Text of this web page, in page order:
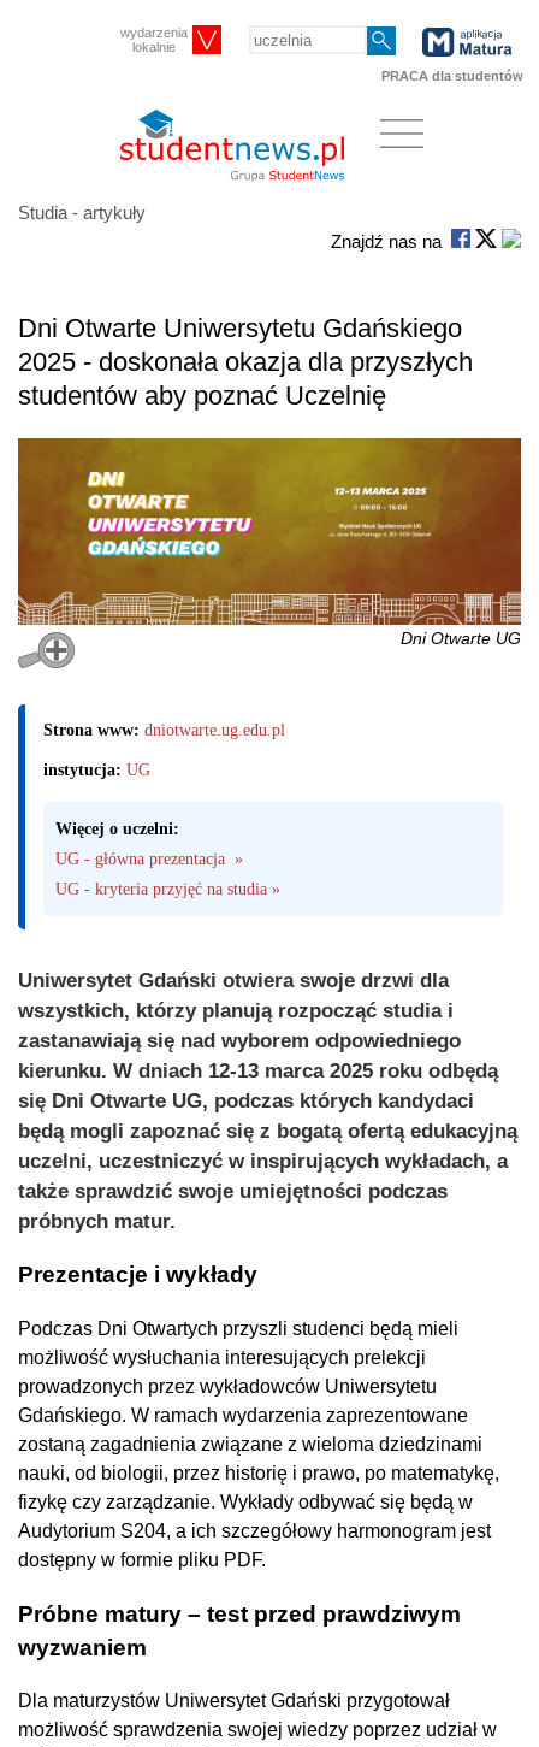
wydarzenia
lokalnie
PRACA dla studentów
Studia - artykuły
Znajdź nas na
Dni Otwarte Uniwersytetu Gdańskiego
2025 - doskonała okazja dla przyszłych
studentów aby poznać Uczelnię
Dni Otwarte UG
Strona www: dniotwarte.ug.edu.pl
instytucja: UG
Więcej o uczelni:
UG - główna prezentacja  »
UG - kryteria przyjęć na studia »
Uniwersytet Gdański otwiera swoje drzwi dla
wszystkich, którzy planują rozpocząć studia i
zastanawiają się nad wyborem odpowiedniego
kierunku. W dniach 12-13 marca 2025 roku odbędą
się Dni Otwarte UG, podczas których kandydaci
będą mogli zapoznać się z bogatą ofertą edukacyjną
uczelni, uczestniczyć w inspirujących wykładach, a
także sprawdzić swoje umiejętności podczas
próbnych matur.
Prezentacje i wykłady
Podczas Dni Otwartych przyszli studenci będą mieli
możliwość wysłuchania interesujących prelekcji
prowadzonych przez wykładowców Uniwersytetu
Gdańskiego. W ramach wydarzenia zaprezentowane
zostaną zagadnienia związane z wieloma dziedzinami
nauki, od biologii, przez historię i prawo, po matematykę,
fizykę czy zarządzanie. Wykłady odbywać się będą w
Audytorium S204, a ich szczegółowy harmonogram jest
dostępny w formie pliku PDF.
Próbne matury – test przed prawdziwym
wyzwaniem
Dla maturzystów Uniwersytet Gdański przygotował
możliwość sprawdzenia swojej wiedzy poprzez udział w